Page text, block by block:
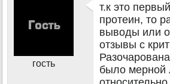
гость
т.к это
протеин, то
выводы или
отзывы с
было мерной